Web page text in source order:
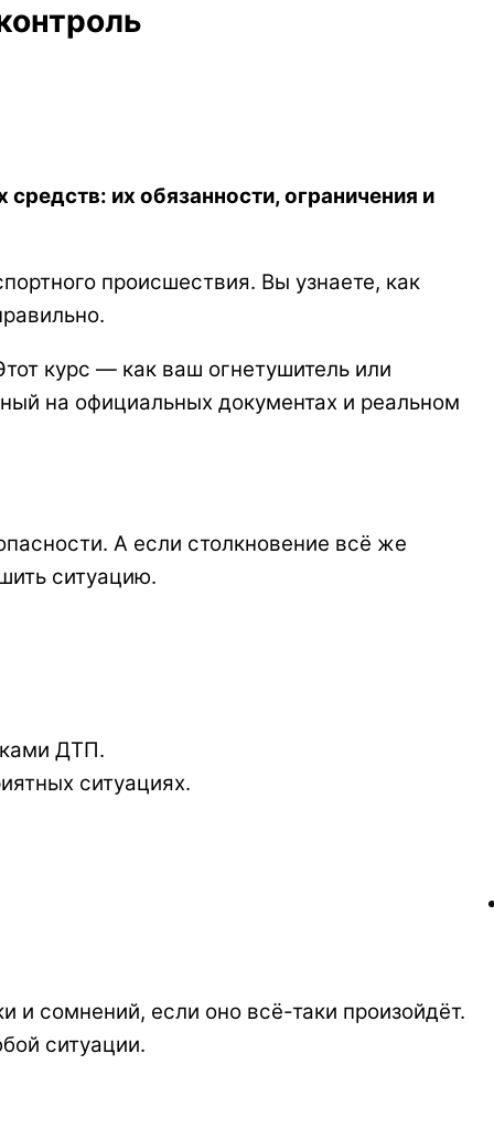
их обязанности, ограничения и
происшествия. Вы узнаете, как
курс — как ваш огнетушитель или
на официальных документах и реальном
А если столкновение всё же
ситуацию.
ДТП.
ситуациях.
и сомнений, если оно всё-таки произойдёт.
ситуации.